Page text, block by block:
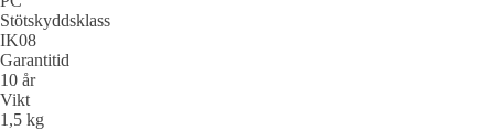
Stötskyddsklass
IK08
Garantitid
10 år
Vikt
1,5 kg